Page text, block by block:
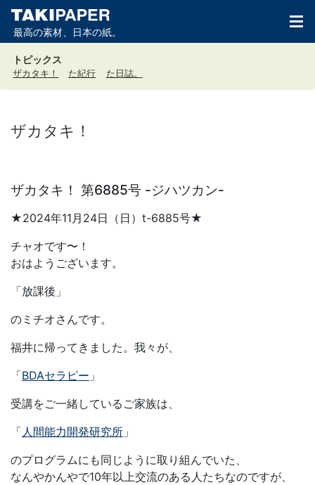
最高の素材、日本の紙。
トピックス
ザカタキ！ た紀行 た日誌。
ザカタキ！
ザカタキ！ 第6885号 -ジハツカン-
★2024年11月24日（日）t-6885号★
チャオです〜！
おはようございます。
「放課後」
のミチオさんです。
福井に帰ってきました。我々が、
「BDAセラピー 」
受講をご一緒しているご家族は、
「人間能力開発研究所 」
のプログラムにも同じように取り組んでいた、
なんやかんやで10年以上交流のある人たちなのですが、